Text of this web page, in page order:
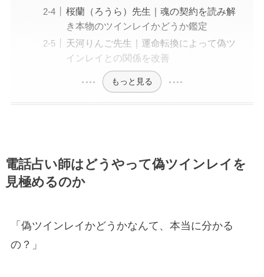
桜蘭（ろうら）先生｜魂の契約を読み解
き本物のツインレイかどうか鑑定
天河りんご先生｜運命転換によって偽ツ
インレイとの関係を改善
もっと見る
電話占い師はどうやって偽ツインレイを
見極めるのか
「偽ツインレイかどうかなんて、本当に分かる
の？」